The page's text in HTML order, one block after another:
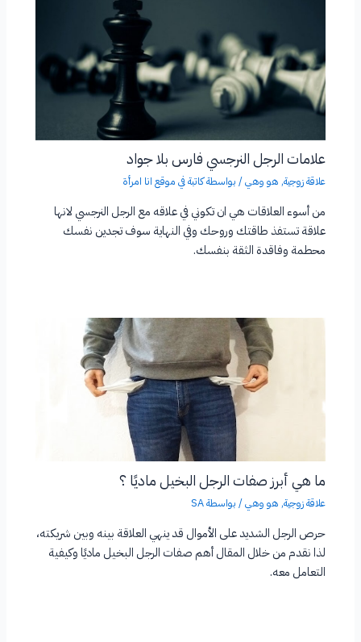
علامات الرجل النرجسي فارس بلا جواد
علاقة زوجية, هو وهي/ بواسطةكاتبة في موقع انا امرأة
من أسوء العلاقات هي ان تكوني في علاقه مع الرجل النرجسي لانها
علاقة تستفذ طاقتك وروحك وفي النهاية سوف تجدين نفسك
محطمة وفاقدة الثقة بنفسك.
ما هي أبرز صفات الرجل البخيل ماديًا ؟
علاقة زوجية, هو وهي/ بواسطةSA
حرص الرجل الشديد على الأموال قد ينهي العلاقة بينه وبين شريكته،
لذا نقدم من خلال المقال أهم صفات الرجل البخيل ماديًا وكيفية
التعامل معه.